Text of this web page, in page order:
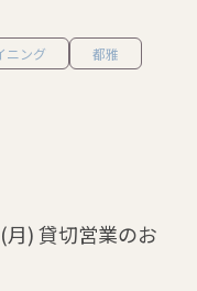
ニング
都雅
) 貸切営業のお